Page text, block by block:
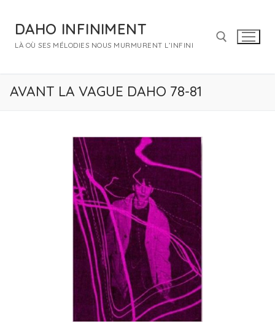
contenuDAHO INFINIMENT
LÀ OÙ SES MÉLODIES NOUS MURMURENT L’INFINI
Rechercher :
AVANT LA VAGUE DAHO 78-81